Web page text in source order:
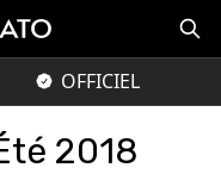
OFFICIEL
2018